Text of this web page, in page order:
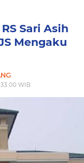
Sari Asih
Mengaku
WIB